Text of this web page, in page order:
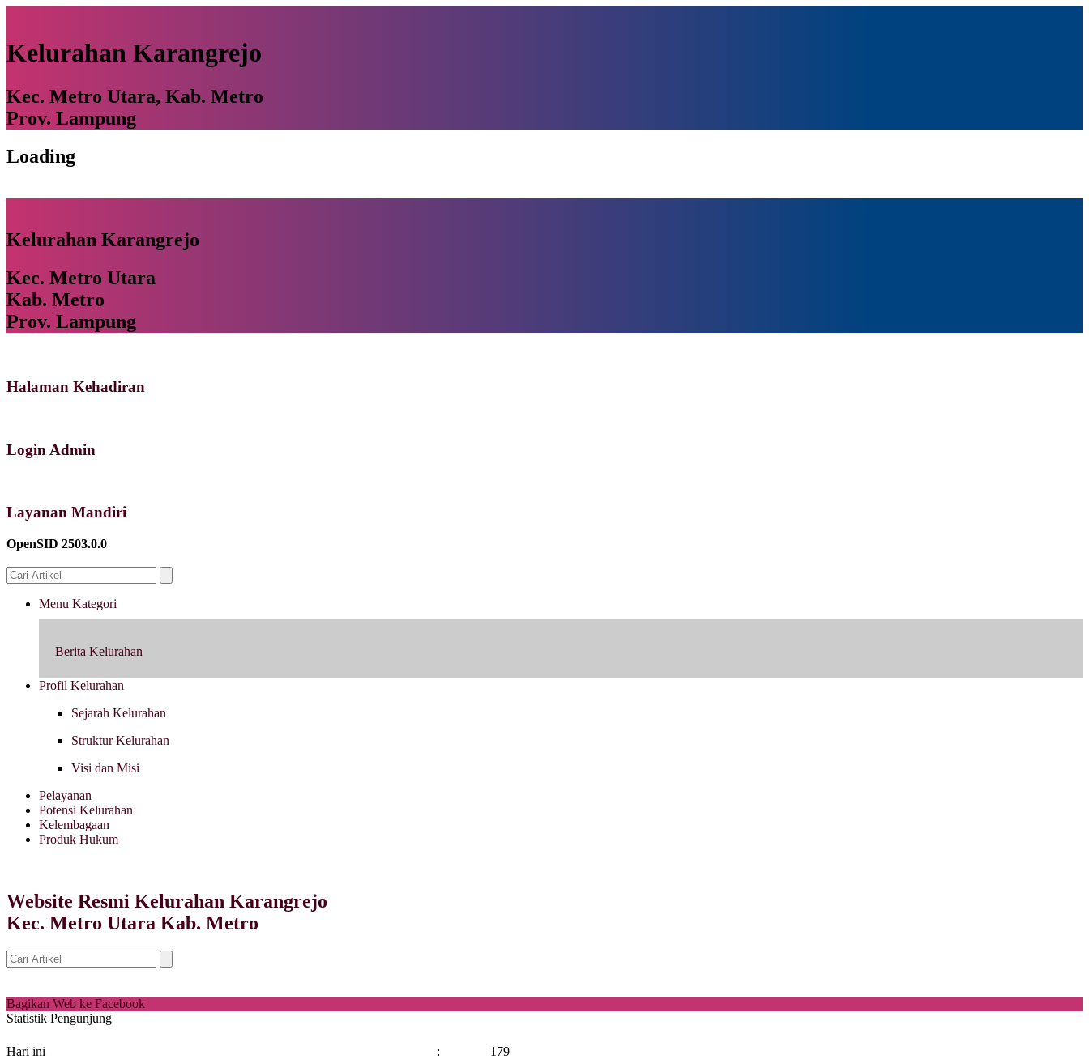
Kelurahan Karangrejo
Kec. Metro Utara, Kab. Metro
Prov. Lampung
Loading
Kelurahan Karangrejo
Kec. Metro Utara
Kab. Metro
Prov. Lampung
Halaman Kehadiran
Login Admin
Layanan Mandiri
OpenSID 2503.0.0
Menu Kategori
Berita Kelurahan
Profil Kelurahan
Sejarah Kelurahan
Struktur Kelurahan
Visi dan Misi
Pelayanan
Potensi Kelurahan
Kelembagaan
Produk Hukum
Website Resmi Kelurahan Karangrejo
Kec. Metro Utara Kab. Metro
Bagikan Web ke Facebook
Statistik Pengunjung
Hari ini :
179